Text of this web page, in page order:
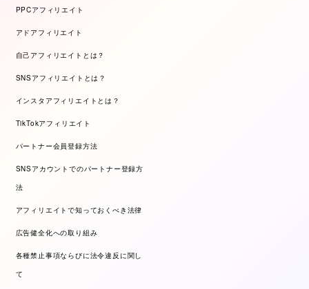
PPCアフィリエイト
アドアフィリエイト
自己アフィリエイトとは？
SNSアフィリエイトとは？
インスタアフィリエイトとは？
TikTokアフィリエイト
パートナー会員登録方法
SNSアカウントでのパートナー登録方
法
アフィリエイトで知っておくべき法律
広告健全化への取り組み
各種禁止事項ならびに法令違反に関し
て